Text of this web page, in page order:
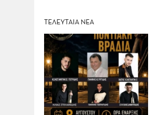
ΤΕΛΕΥΤΑΙΑ ΝΕΑ